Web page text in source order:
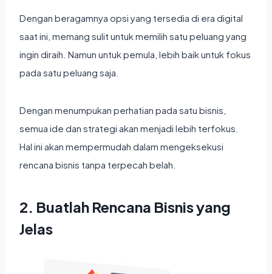
Dengan beragamnya opsi yang tersedia di era digital
saat ini, memang sulit untuk memilih satu peluang yang
ingin diraih. Namun untuk pemula, lebih baik untuk fokus
pada satu peluang saja.
Dengan menumpukan perhatian pada satu bisnis,
semua ide dan strategi akan menjadi lebih terfokus.
Hal ini akan mempermudah dalam mengeksekusi
rencana bisnis tanpa terpecah belah.
2. Buatlah Rencana Bisnis yang
Jelas